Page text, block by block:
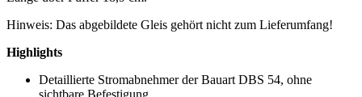
Hinweis: Das abgebildete Gleis gehört nicht zum Lieferumfang!
Highlights
Detaillierte Stromabnehmer der Bauart DBS 54, ohne